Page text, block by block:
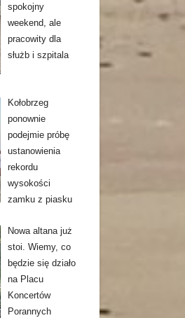
spokojny
weekend, ale
pracowity dla
służb i szpitala
Kołobrzeg
ponownie
podejmie próbę
ustanowienia
rekordu
wysokości
zamku z piasku
Nowa altana już
stoi. Wiemy, co
będzie się działo
na Placu
Koncertów
Porannych